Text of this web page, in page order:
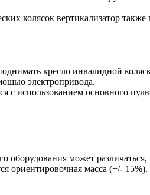
колясок вертикализатор также
кресло инвалидной
электропривода.
с использованием основного
оборудования может
ориентировочная масса (+/- 15%).